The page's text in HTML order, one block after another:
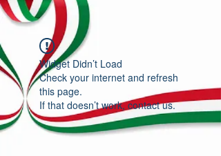
Widget Didn’t Load
Check your internet and refresh
this page.
If that doesn’t work, contact us.